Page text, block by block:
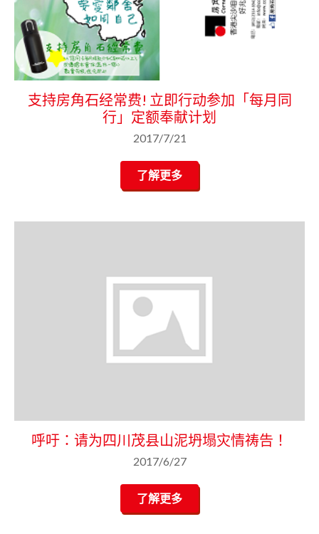
支持房角石经常费! 立即行动参加「每月同
行」定额奉献计划
2017/7/21
了解更多
呼吁：请为四川茂县山泥坍塌灾情祷告！
2017/6/27
了解更多